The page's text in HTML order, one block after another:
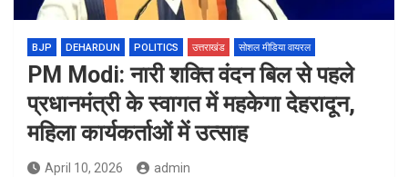
BJP DEHARDUN POLITICS उत्तराखंड सोशल मीडिया वायरल
PM Modi: नारी शक्ति वंदन बिल से पहले
प्रधानमंत्री के स्वागत में महकेगा देहरादून,
महिला कार्यकर्ताओं में उत्साह
April 10, 2026 admin